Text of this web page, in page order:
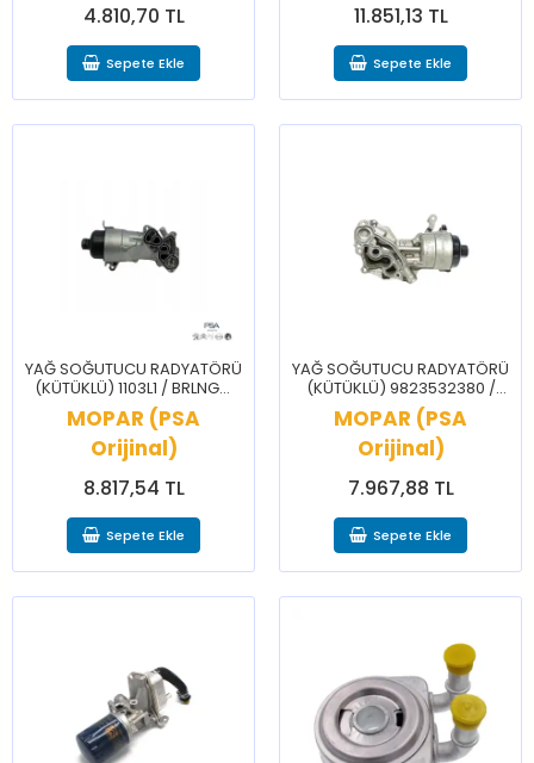
4.810,70 TL
Sepete Ekle
11.851,13 TL
Sepete Ekle
YAĞ SOĞUTUCU RADYATÖRÜ
(KÜTÜKLÜ) 1103L1 / BRLNGO
C3 C4 CELYSEE 207 208 3008
301 307 308 PRTNR RFTR
MOPAR (PSA
Orijinal)
8.817,54 TL
Sepete Ekle
YAĞ SOĞUTUCU RADYATÖRÜ
(KÜTÜKLÜ) 9823532380 /
BRLNGO C3 C4 CELYSEE
2008 208 3008 301 308
PRTNR RFTR
MOPAR (PSA
Orijinal)
7.967,88 TL
Sepete Ekle